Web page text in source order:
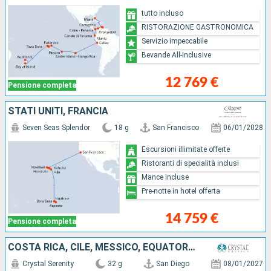
Pensione completa 12 769 €
tutto incluso
RISTORAZIONE GASTRONOMICA
Servizio impeccabile
Bevande All-Inclusive
STATI UNITI, FRANCIA
Pensione completa
Seven Seas Splendor 18 g San Francisco 06/01/2028
14 759 €
Escursioni illimitate offerte
Ristoranti di specialità inclusi
Mance incluse
Pre-notte in hotel offerta
COSTA RICA, CILE, MESSICO, EQUATORE, FRANCIA, PERÙ, STATI UNITI, SALVADOR, REGNO UNITO
Crystal Serenity 32 g San Diego 08/01/2027